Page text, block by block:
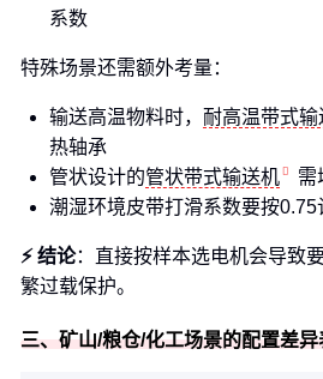
系数
特殊场景还需额外考量：
输送高温物料时， 耐高温带式输
热轴承
管状设计的管状带式输送机
需
潮湿环境皮带打滑系数要按0.75
⚡ 结论：直接按样本选电机会导致
繁过载保护。
三、矿山/粮仓/化工场景的配置差异